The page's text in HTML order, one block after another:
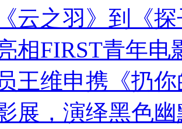
云之羽》到《
相FIRST青年电
王维申携《扔
展，演绎黑色